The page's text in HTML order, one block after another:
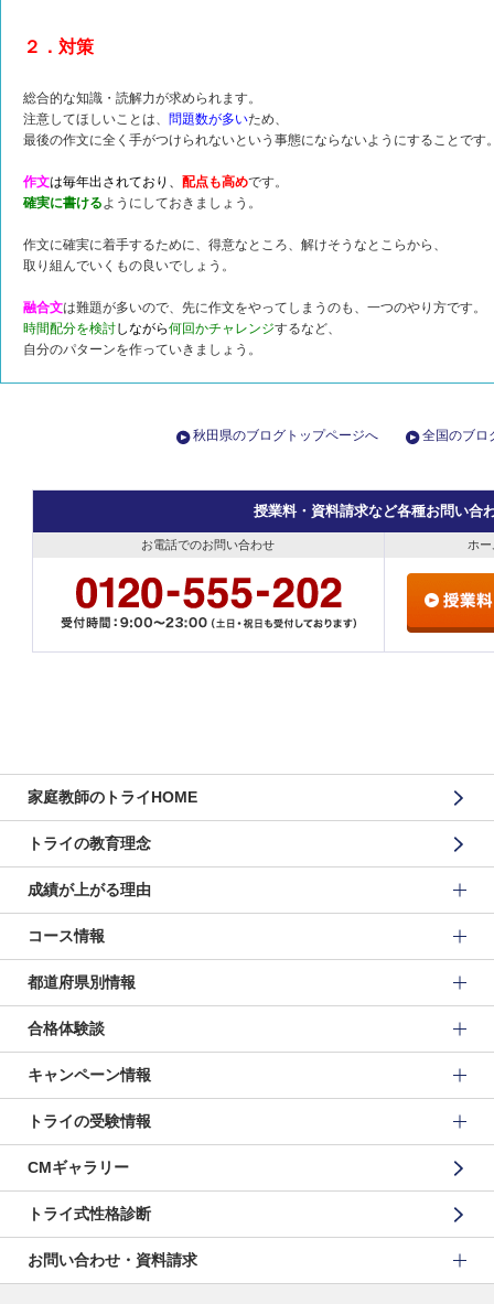
２．対策
総合的な知識・読解力が求められます。
注意してほしいことは、 問題数が多いため、
最後の作文に全く手がつけられないという事態にならないようにすることです
作文は毎年出されており、 配点も高めです。
確実に書けるようにしておきましょう。
作文に確実に着手するために、得意なところ、解けそうなとこらから、
取り組んでいくもの良いでしょう。
融合文は難題が多いので、先に作文をやってしまうのも、一つのやり方です。
時間配分を検討しながら何回かチャレンジするなど、
自分のパターンを作っていきましょう。
秋田県のブログトップページへ 全国のブロ
授業料・資料請求など各種お問い合
お電話でのお問い合わせ ホ
家庭教師のトライHOME
トライの教育理念
成績が上がる理由
コース情報
都道府県別情報
合格体験談
キャンペーン情報
トライの受験情報
CMギャラリー
トライ式性格診断
お問い合わせ・資料請求